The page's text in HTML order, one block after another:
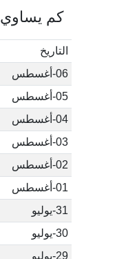
كم يساوي 1379 دولار استرالي مقابل الجنيه المصري في أغسطس, 2026
التاريخ
06-أغسطس
05-أغسطس
04-أغسطس
03-أغسطس
02-أغسطس
01-أغسطس
31-يوليو
30-يوليو
29-يوليو